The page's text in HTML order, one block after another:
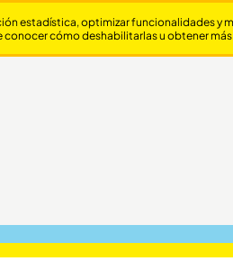
estadística, optimizar funcionalidades y
cómo deshabilitarlas u obtener